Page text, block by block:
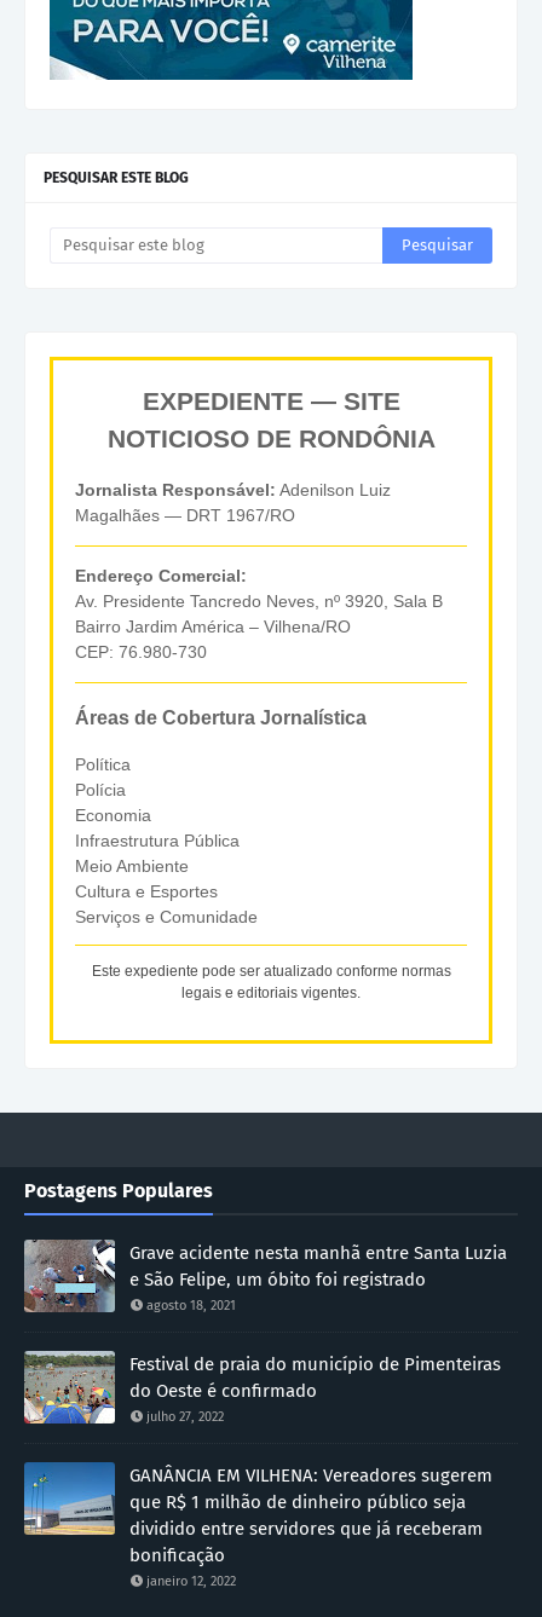
PESQUISAR ESTE BLOG
EXPEDIENTE — SITE
NOTICIOSO DE RONDÔNIA
Jornalista Responsável: Adenilson Luiz
Magalhães — DRT 1967/RO
Endereço Comercial:
Av. Presidente Tancredo Neves, nº 3920, Sala B
Bairro Jardim América – Vilhena/RO
CEP: 76.980-730
Áreas de Cobertura Jornalística
Política
Polícia
Economia
Infraestrutura Pública
Meio Ambiente
Cultura e Esportes
Serviços e Comunidade
Este expediente pode ser atualizado conforme normas
legais e editoriais vigentes.
Postagens Populares
Grave acidente nesta manhã entre Santa Luzia
e São Felipe, um óbito foi registrado
agosto 18, 2021
Festival de praia do município de Pimenteiras
do Oeste é confirmado
julho 27, 2022
GANÂNCIA EM VILHENA: Vereadores sugerem
que R$ 1 milhão de dinheiro público seja
dividido entre servidores que já receberam
bonificação
janeiro 12, 2022